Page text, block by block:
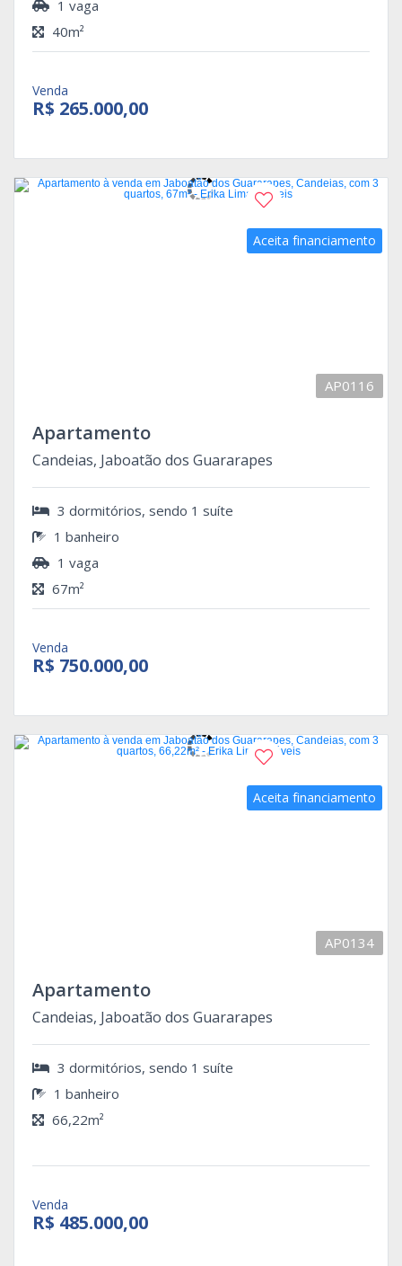
1 vaga
40m²
Venda
R$ 265.000,00
Aceita financiamento
AP0116
Apartamento
Candeias, Jaboatão dos Guararapes
3 dormitórios, sendo 1 suíte
1 banheiro
1 vaga
67m²
Venda
R$ 750.000,00
Aceita financiamento
AP0134
Apartamento
Candeias, Jaboatão dos Guararapes
3 dormitórios, sendo 1 suíte
1 banheiro
66,22m²
Venda
R$ 485.000,00